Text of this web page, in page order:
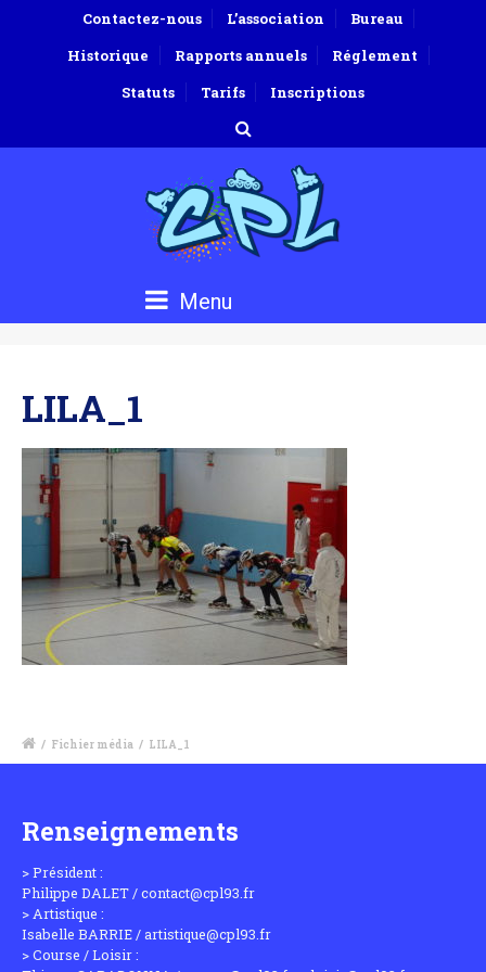
Contactez-nous L’association
Bureau
Historique
Rapports annuels
Réglement
Statuts
Tarifs Inscriptions
Menu
LILA_1
/ Fichier média / LILA_1
Renseignements
> Président :
Philippe DALET / contact@cpl93.fr
> Artistique :
Isabelle BARRIE / artistique@cpl93.fr
> Course / Loisir :